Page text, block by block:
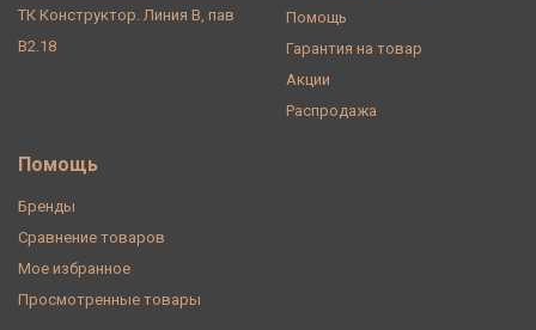
ТК Конструктор. Линия В, пав
В2.18
Помощь
Гарантия на товар
Акции
Распродажа
Помощь
Бренды
Сравнение товаров
Мое избранное
Просмотренные товары